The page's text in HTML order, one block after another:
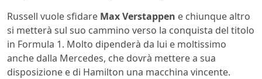
Russell vuole sfidare Max Verstappen e chiunque altro
si metterà sul suo cammino verso la conquista del titolo
in Formula 1. Molto dipenderà da lui e moltissimo
anche dalla Mercedes, che dovrà mettere a sua
disposizione e di Hamilton una macchina vincente.